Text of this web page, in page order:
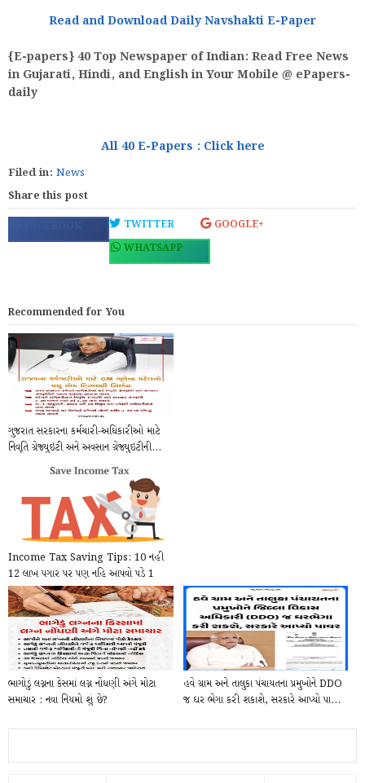
Read and Download Daily Navshakti E-Paper
{E-papers} 40 Top Newspaper of Indian: Read Free News
in Gujarati, Hindi, and English in Your Mobile @ ePapers-
daily
All 40 E-Papers : Click here
Filed in: News
Share this post
FACEBOOK TWITTER
GOOGLE+
WHATSAPP
Recommended for You
ગુજરાત સરકારના કર્મચારી-અધિકારીઓ માટે
નિવૃતિ ગ્રેજ્યુઇટી અને અવસાન ગ્રેજ્યુઇટીની...
Income Tax Saving Tips: 10 નહી
12 લાખ પગાર પર પણ નહિ આપવો પડે 1
પણ રૂપિયો Tex, આ...
ભાગોડું લગ્નના કેસમાં લગ્ન નોંધણી અંગે મોટા
સમાચાર : નવા નિયમો શું છે?
હવે ગ્રામ અને તાલુકા પંચાયતના પ્રમુખોને DDO
જ ઘર ભેગા કરી શકાશે, સરકારે આપ્યો પા...